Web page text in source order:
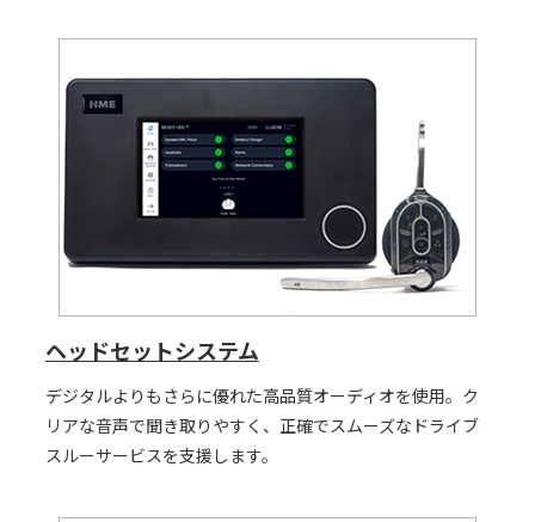
ヘッドセットシステム
デジタルよりもさらに優れた高品質オーディオを使用。ク
リアな音声で聞き取りやすく、正確でスムーズなドライブ
スルーサービスを支援します。